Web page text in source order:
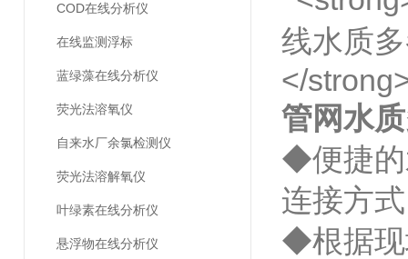
COD在线分析仪
在线监测浮标
蓝绿藻在线分析仪
荧光法溶氧仪
自来水厂余氯检测仪
荧光法溶解氧仪
叶绿素在线分析仪
悬浮物在线分析仪
管网水
◆便捷的
连接方
◆根据现